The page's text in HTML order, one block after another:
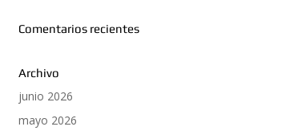
Comentarios recientes
Archivo
junio 2026
mayo 2026